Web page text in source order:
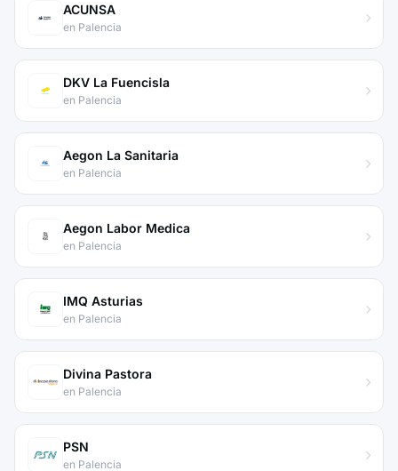
ACUNSA
en Palencia
DKV La Fuencisla
en Palencia
Aegon La Sanitaria
en Palencia
Aegon Labor Medica
en Palencia
IMQ Asturias
en Palencia
Divina Pastora
en Palencia
PSN
en Palencia